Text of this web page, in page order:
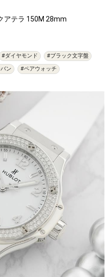
アテラ 150M 28mm
#ダイヤモンド
#ブラック文字盤
ン
#ペアウォッチ